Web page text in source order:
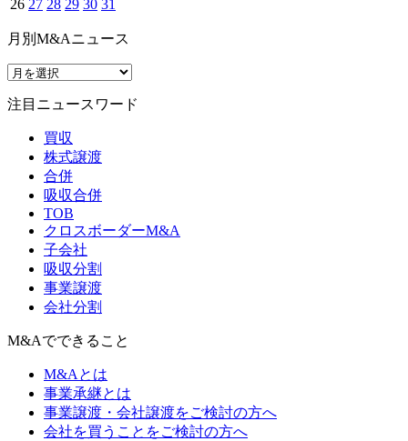
26 27 28 29 30 31
月別M&Aニュース
注目ニュースワード
買収
株式譲渡
合併
吸収合併
TOB
クロスボーダーM&A
子会社
吸収分割
事業譲渡
会社分割
M&Aでできること
M&Aとは
事業承継とは
事業譲渡・会社譲渡をご検討の方へ
会社を買うことをご検討の方へ